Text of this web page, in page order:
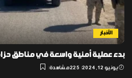
الأخبار
بدء عملية أمنية واسعة في مناطق
يونيو 12, 2024 225 مشاهدة